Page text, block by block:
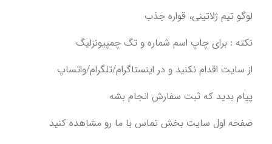
لوگو تیم ژلاتینی،‌ قواره جذب
پیام بدید که ثبت سفارش انجام بشه‌‌‌